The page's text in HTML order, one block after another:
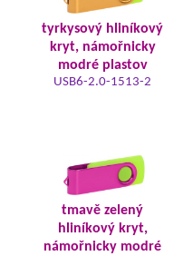
tyrkysový hliníkový
kryt, námořnicky
modré plastov
USB6-2.0-1513-2
tmavě zelený
hliníkový kryt,
námořnicky modré